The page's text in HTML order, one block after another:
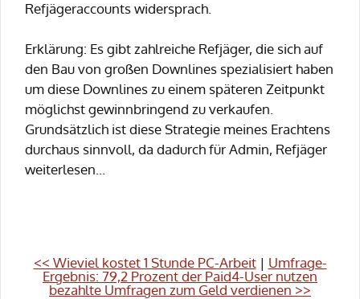
Refjägeraccounts widersprach.
Erklärung: Es gibt zahlreiche Refjäger, die sich auf
den Bau von großen Downlines spezialisiert haben
um diese Downlines zu einem späteren Zeitpunkt
möglichst gewinnbringend zu verkaufen.
Grundsätzlich ist diese Strategie meines Erachtens
durchaus sinnvoll, da dadurch für Admin, Refjäger
weiterlesen...
<< Wieviel kostet 1 Stunde PC-Arbeit| Umfrage-
Ergebnis: 79,2 Prozent der Paid4-User nutzen
bezahlte Umfragen zum Geld verdienen >>